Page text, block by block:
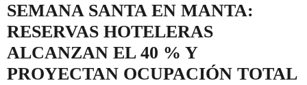
SEMANA SANTA EN MANTA:
RESERVAS HOTELERAS
ALCANZAN EL 40 % Y
PROYECTAN OCUPACIÓN TOTAL